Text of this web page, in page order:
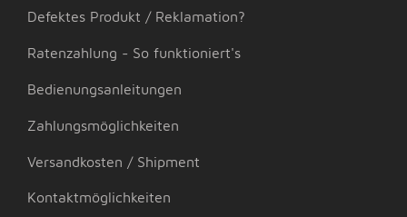
Defektes Produkt / Reklamation?
Ratenzahlung - So funktioniert's
Bedienungsanleitungen
Zahlungsmöglichkeiten
Versandkosten / Shipment
Kontaktmöglichkeiten